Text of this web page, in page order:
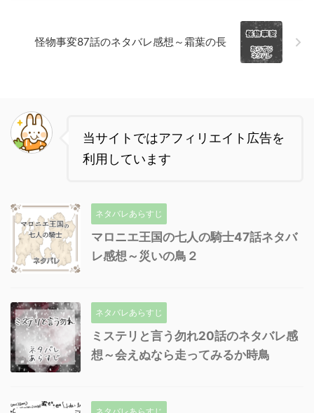
怪物事変87話のネタバレ感想～霜葉の長
当サイトではアフィリエイト広告を
利用しています
ネタバレあらすじ
マロニエ王国の七人の騎士47話ネタバ
レ感想～災いの鳥２
ネタバレあらすじ
ミステリと言う勿れ20話のネタバレ感
想～会えぬなら走ってみるか時鳥